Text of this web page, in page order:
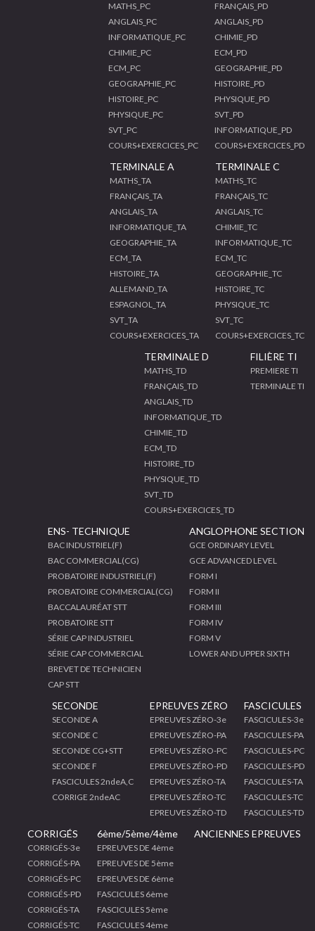
MATHS_PC
ANGLAIS_PC
INFORMATIQUE_PC
CHIMIE_PC
ECM_PC
GEOGRAPHIE_PC
HISTOIRE_PC
PHYSIQUE_PC
SVT_PC
COURS+EXERCICES_PC
FRANÇAIS_PD
ANGLAIS_PD
CHIMIE_PD
ECM_PD
GEOGRAPHIE_PD
HISTOIRE_PD
PHYSIQUE_PD
SVT_PD
INFORMATIQUE_PD
COURS+EXERCICES_PD
TERMINALE A
MATHS_TA
FRANÇAIS_TA
ANGLAIS_TA
INFORMATIQUE_TA
GEOGRAPHIE_TA
ECM_TA
HISTOIRE_TA
ALLEMAND_TA
ESPAGNOL_TA
SVT_TA
COURS+EXERCICES_TA
TERMINALE C
MATHS_TC
FRANÇAIS_TC
ANGLAIS_TC
CHIMIE_TC
INFORMATIQUE_TC
ECM_TC
GEOGRAPHIE_TC
HISTOIRE_TC
PHYSIQUE_TC
SVT_TC
COURS+EXERCICES_TC
TERMINALE D
MATHS_TD
FRANÇAIS_TD
ANGLAIS_TD
INFORMATIQUE_TD
CHIMIE_TD
ECM_TD
HISTOIRE_TD
PHYSIQUE_TD
SVT_TD
COURS+EXERCICES_TD
FILIÈRE TI
PREMIERE TI
TERMINALE TI
ENS- TECHNIQUE
BAC INDUSTRIEL(F)
BAC COMMERCIAL(CG)
PROBATOIRE INDUSTRIEL(F)
PROBATOIRE COMMERCIAL(CG)
BACCALAURÉAT STT
PROBATOIRE STT
SÉRIE CAP INDUSTRIEL
SÉRIE CAP COMMERCIAL
BREVET DE TECHNICIEN
CAP STT
ANGLOPHONE SECTION
GCE ORDINARY LEVEL
GCE ADVANCED LEVEL
FORM I
FORM II
FORM III
FORM IV
FORM V
LOWER AND UPPER SIXTH
SECONDE
SECONDE A
SECONDE C
SECONDE CG+STT
SECONDE F
FASCICULES 2ndeA,C
CORRIGE 2ndeAC
EPREUVES ZÉRO
EPREUVES ZÉRO-3e
EPREUVES ZÉRO-PA
EPREUVES ZÉRO-PC
EPREUVES ZÉRO-PD
EPREUVES ZÉRO-TA
EPREUVES ZÉRO-TC
EPREUVES ZÉRO-TD
FASCICULES
FASCICULES-3e
FASCICULES-PA
FASCICULES-PC
FASCICULES-PD
FASCICULES-TA
FASCICULES-TC
FASCICULES-TD
CORRIGÉS
CORRIGÉS-3e
CORRIGÉS-PA
CORRIGÉS-PC
CORRIGÉS-PD
CORRIGÉS-TA
CORRIGÉS-TC
6ème/5ème/4ème
EPREUVES DE 4ème
EPREUVES DE 5ème
EPREUVES DE 6ème
FASCICULES 6ème
FASCICULES 5ème
FASCICULES 4ème
ANCIENNES EPREUVES